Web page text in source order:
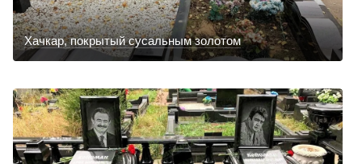
Хачкар, покрытый сусальным золотом